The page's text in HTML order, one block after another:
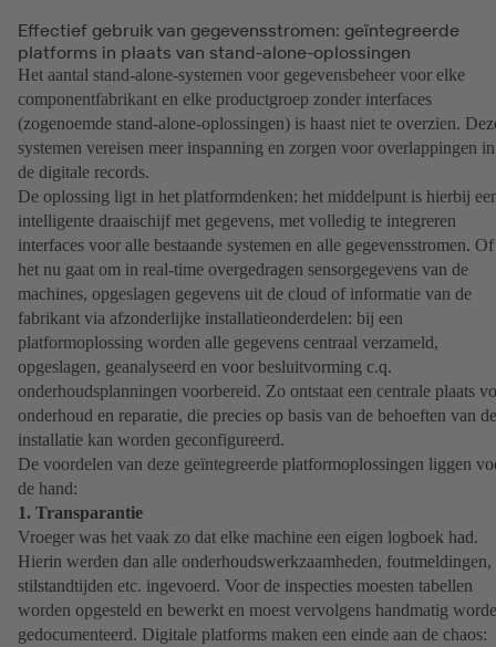
Effectief gebruik van gegevensstromen: geïntegreerde
platforms in plaats van stand-alone-oplossingen
Het aantal stand-alone-systemen voor gegevensbeheer voor elke
componentfabrikant en elke productgroep zonder interfaces
(zogenoemde stand-alone-oplossingen) is haast niet te overzien.
systemen vereisen meer inspanning en zorgen voor overlappingen in
de digitale records.
De oplossing ligt in het platformdenken: het middelpunt is hierbij
intelligente draaischijf met gegevens, met volledig te integreren
interfaces voor alle bestaande systemen en alle gegevensstromen. Of
het nu gaat om in real-time overgedragen sensorgegevens van de
machines, opgeslagen gegevens uit de cloud of informatie van de
fabrikant via afzonderlijke installatieonderdelen: bij een
platformoplossing worden alle gegevens centraal verzameld,
opgeslagen, geanalyseerd en voor besluitvorming c.q.
onderhoudsplanningen voorbereid. Zo ontstaat een centrale plaats
onderhoud en reparatie, die precies op basis van de behoeften van de
installatie kan worden geconfigureerd.
De voordelen van deze geïntegreerde platformoplossingen liggen
de hand:
1. Transparantie
Vroeger was het vaak zo dat elke machine een eigen logboek had.
Hierin werden dan alle onderhoudswerkzaamheden, foutmeldingen,
stilstandtijden etc. ingevoerd. Voor de inspecties moesten tabellen
worden opgesteld en bewerkt en moest vervolgens handmatig
gedocumenteerd. Digitale platforms maken een einde aan de chaos: